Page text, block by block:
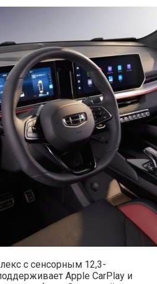
с сенсорным 12,3-
Apple CarPlay и